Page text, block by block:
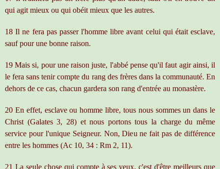
qui agit mieux ou qui obéit mieux que les autres.
18 Il ne fera pas passer l'homme libre avant celui qui était esclave,
sauf pour une bonne raison.
19 Mais si, pour une raison juste, l'abbé pense qu'il faut agir ainsi, il
le fera sans tenir compte du rang des frères dans la communauté. En
dehors de ce cas, chacun gardera son rang d'entrée au monastère.
20 En effet, esclave ou homme libre, tous nous sommes un dans le
Christ (Galates 3, 28) et nous portons tous la charge du même
service pour l'unique Seigneur. Non, Dieu ne fait pas de différence
entre les hommes (Ac 10, 34 : Rm 2, 11).
21 La seule chose qui compte à ses yeux, c'est d'être meilleurs que